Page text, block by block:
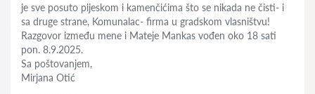
je sve posuto pijeskom i kamenčićima što se nikada ne čisti- i
sa druge strane, Komunalac- firma u gradskom vlasništvu!
Razgovor između mene i Mateje Mankas vođen oko 18 sati
pon. 8.9.2025.
Sa poštovanjem,
Mirjana Otić